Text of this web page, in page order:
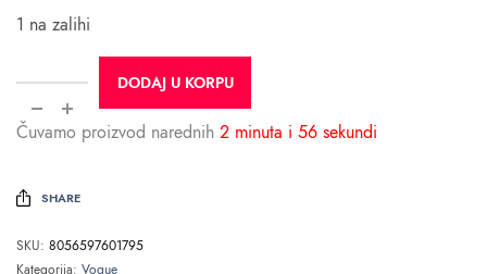
1 na zalihi
DODAJ U KORPU
Čuvamo proizvod narednih 2 minuta i 55 sekundi
SHARE
SKU: 8056597601795
Kategorija: Vogue